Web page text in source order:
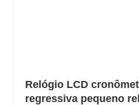
Relógio LCD
regressiva pequeno